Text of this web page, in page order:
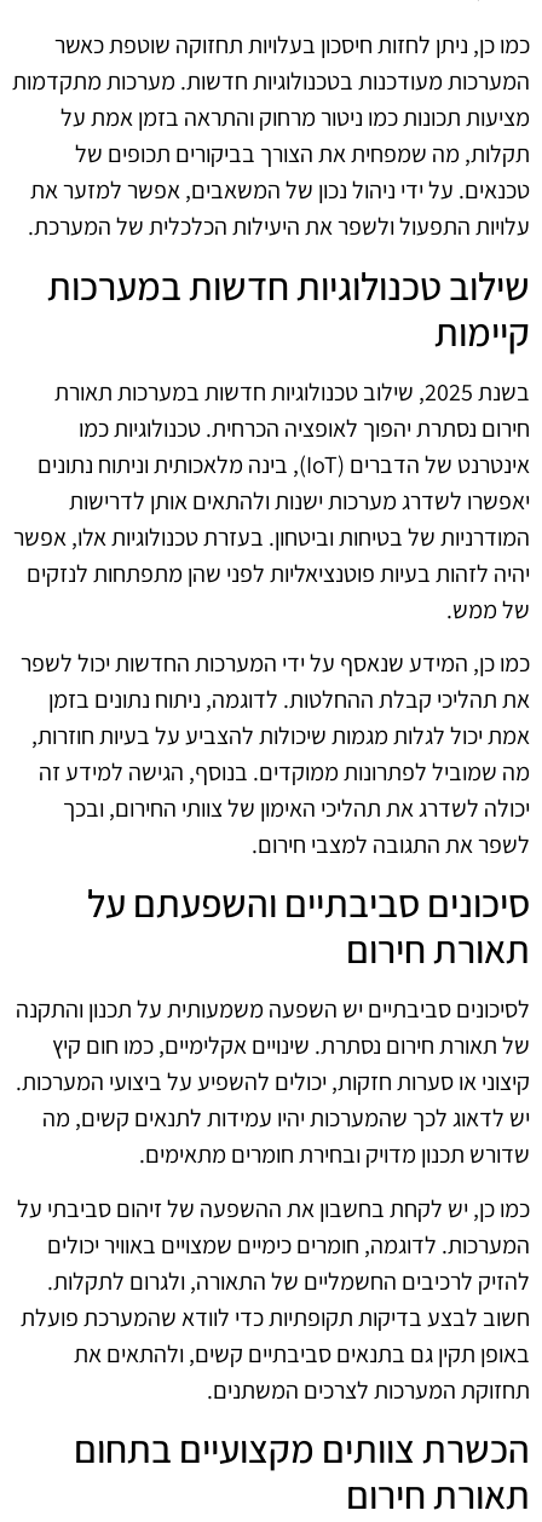
כמו כן, ניתן לחזות חיסכון בעלויות תחזוקה שוטפת כאשר
המערכות מעודכנות בטכנולוגיות חדשות. מערכות מתקדמות
מציעות תכונות כמו ניטור מרחוק והתראה בזמן אמת על
תקלות, מה שמפחית את הצורך בביקורים תכופים של
טכנאים. על ידי ניהול נכון של המשאבים, אפשר למזער את
עלויות התפעול ולשפר את היעילות הכלכלית של המערכת.
שילוב טכנולוגיות חדשות במערכות
קיימות
בשנת 2025, שילוב טכנולוגיות חדשות במערכות תאורת
חירום נסתרת יהפוך לאופציה הכרחית. טכנולוגיות כמו
אינטרנט של הדברים (IoT), בינה מלאכותית וניתוח נתונים
יאפשרו לשדרג מערכות ישנות ולהתאים אותן לדרישות
המודרניות של בטיחות וביטחון. בעזרת טכנולוגיות אלו, אפשר
יהיה לזהות בעיות פוטנציאליות לפני שהן מתפתחות לנזקים
של ממש.
כמו כן, המידע שנאסף על ידי המערכות החדשות יכול לשפר
את תהליכי קבלת ההחלטות. לדוגמה, ניתוח נתונים בזמן
אמת יכול לגלות מגמות שיכולות להצביע על בעיות חוזרות,
מה שמוביל לפתרונות ממוקדים. בנוסף, הגישה למידע זה
יכולה לשדרג את תהליכי האימון של צוותי החירום, ובכך
לשפר את התגובה למצבי חירום.
סיכונים סביבתיים והשפעתם על
תאורת חירום
לסיכונים סביבתיים יש השפעה משמעותית על תכנון והתקנה
של תאורת חירום נסתרת. שינויים אקלימיים, כמו חום קיץ
קיצוני או סערות חזקות, יכולים להשפיע על ביצועי המערכות.
יש לדאוג לכך שהמערכות יהיו עמידות לתנאים קשים, מה
שדורש תכנון מדויק ובחירת חומרים מתאימים.
כמו כן, יש לקחת בחשבון את ההשפעה של זיהום סביבתי על
המערכות. לדוגמה, חומרים כימיים שמצויים באוויר יכולים
להזיק לרכיבים החשמליים של התאורה, ולגרום לתקלות.
חשוב לבצע בדיקות תקופתיות כדי לוודא שהמערכת פועלת
באופן תקין גם בתנאים סביבתיים קשים, ולהתאים את
תחזוקת המערכות לצרכים המשתנים.
הכשרת צוותים מקצועיים בתחום
תאורת חירום